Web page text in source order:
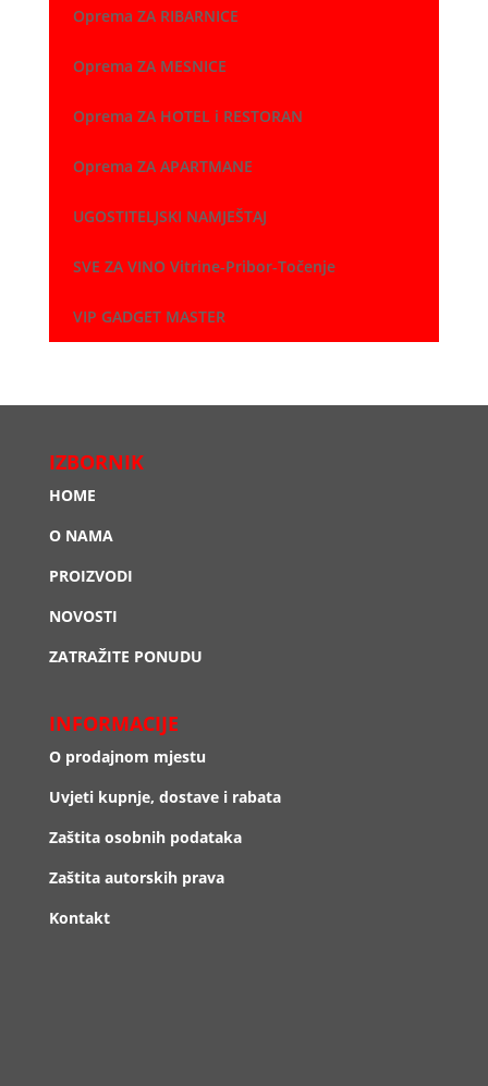
Oprema ZA RIBARNICE
Oprema ZA MESNICE
Oprema ZA HOTEL i RESTORAN
Oprema ZA APARTMANE
UGOSTITELJSKI NAMJEŠTAJ
SVE ZA VINO Vitrine-Pribor-Točenje
VIP GADGET MASTER
IZBORNIK
HOME
O NAMA
PROIZVODI
NOVOSTI
ZATRAŽITE PONUDU
INFORMACIJE
O prodajnom mjestu
Uvjeti kupnje, dostave i rabata
Zaštita osobnih podataka
Zaštita autorskih prava
Kontakt